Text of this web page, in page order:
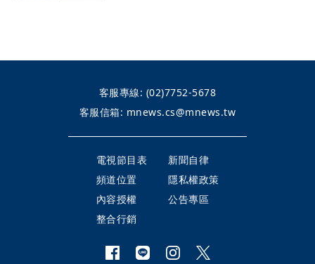
客服專線: (02)7752-5678
客服信箱: mnews.cs@mnews.tw
電視節目表
新聞自律
頻道位置
隱私權政策
內容授權
公告專區
整合行銷